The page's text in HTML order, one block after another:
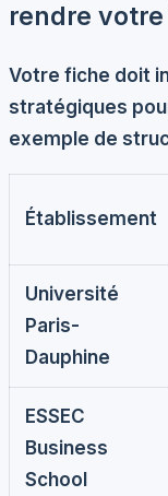
rendre
Votre fiche doit
stratégiques
exemple de
Établissement
Université
Paris-
Dauphine
ESSEC
Business
School